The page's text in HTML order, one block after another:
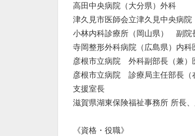
高田中央病院（大分県）外科
津久見市医師会立津久見中央病
小林内科診療所（岡山県） 副院
寺岡整形外科病院（広島県）内科
彦根市立病院 外科副部長（兼）
彦根市立病院 診療局主任部長（
支援室長
滋賀県湖東保険福祉事務所 所長
《資格・役職》